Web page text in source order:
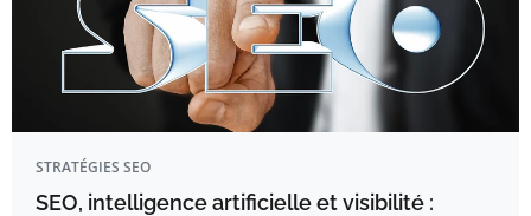
STRATÉGIES SEO
SEO, intelligence artificielle et visibilité :